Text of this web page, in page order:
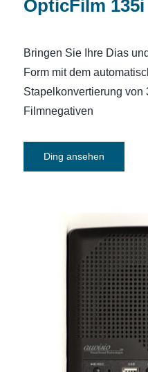
OpticFilm 135i
Bringen Sie Ihre Dias
Form mit dem
Stapelkonvertierung von
Filmnegativen
Ding ansehen